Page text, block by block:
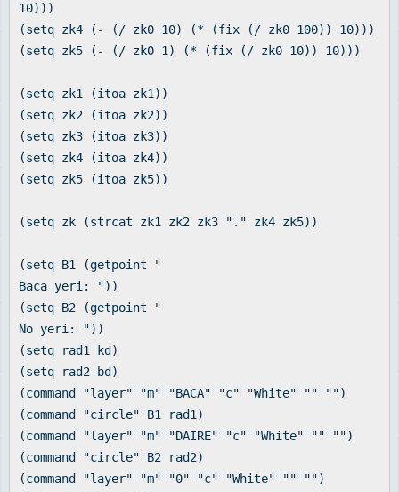
10)))
(setq zk4 (- (/ zk0 10) (* (fix (/ zk0 100)) 10)))
(setq zk5 (- (/ zk0 1) (* (fix (/ zk0 10)) 10)))
(setq zk1 (itoa zk1))
(setq zk2 (itoa zk2))
(setq zk3 (itoa zk3))
(setq zk4 (itoa zk4))
(setq zk5 (itoa zk5))
(setq zk (strcat zk1 zk2 zk3 "." zk4 zk5))
(setq B1 (getpoint "
Baca yeri: "))
(setq B2 (getpoint "
No yeri: "))
(setq rad1 kd)
(setq rad2 bd)
(command "layer" "m" "BACA" "c" "White" "" "")
(command "circle" B1 rad1)
(command "layer" "m" "DAIRE" "c" "White" "" "")
(command "circle" B2 rad2)
(command "layer" "m" "0" "c" "White" "" "")